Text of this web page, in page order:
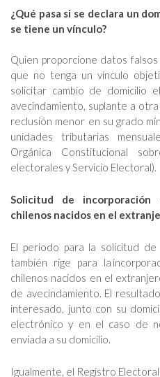
¿Qué pasa si se declara un
se tiene un vínculo?
Quien proporcione datos
que no tenga un vínculo
solicitar cambio de domicilio
avecindamiento, suplante a
reclusión menor en su grado
unidades tributarias
Orgánica Constitucional
electorales y Servicio Electoral).
Solicitud de
chilenos nacidos en el
El periodo para la solicitud
también rige para la
chilenos nacidos en el
de avecindamiento. El
interesado, junto con su
electrónico y en el caso de
enviada a su domicilio.
Igualmente, el Registro